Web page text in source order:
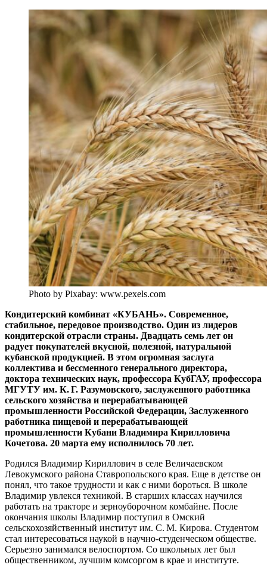
Photo by Pixabay: www.pexels.com
Кондитерский комбинат «КУБАНЬ». Современное,
стабильное, передовое производство. Один из лидеров
кондитерской отрас­ли страны. Двадцать семь лет он
радует покупателей вкусной, полезной, натуральной
кубанской продукцией. В этом огромная заслуга
коллектива и бессменного генерального директора,
доктора технических наук, профессора КубГАУ, профессора
МГУТУ им. К. Г. Разумовского, заслуженного работника
сельского хозяйства и перерабатывающей
промышленности Российской Федерации, Заслуженного
работника пищевой и перерабатывающей
промышленности Кубани Владимира Кирилловича
Кочетова. 20 марта ему исполнилось 70 лет.
Родился Владимир Кириллович в селе Величаевском
Левокумского района Ставропольского края. Еще в детстве он
понял, что такое трудности и как с ними бороться. В школе
Владимир увлекся техникой. В старших классах научился
работать на тракторе и зерноуборочном комбайне. После
окончания школы Владимир поступил в Омский
сельскохозяйственный институт им. С. М. Кирова. Студентом
стал интересоваться наукой в научно-студенческом обществе.
Серьезно занимался велоспортом. Со школьных лет был
общественником, лучшим комсоргом в крае и институте.